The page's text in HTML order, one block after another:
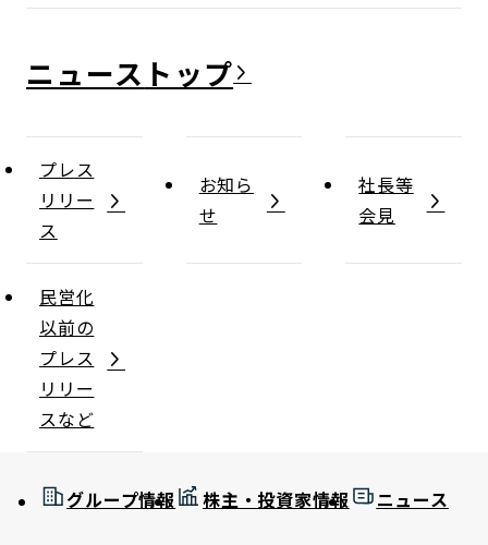
ニュース
プレス
リリー
ス
お知ら
せ
社長等
会見
民営化
以前の
プレス
リリー
スなど
グループ情報 株主・投資家情報 ニュース